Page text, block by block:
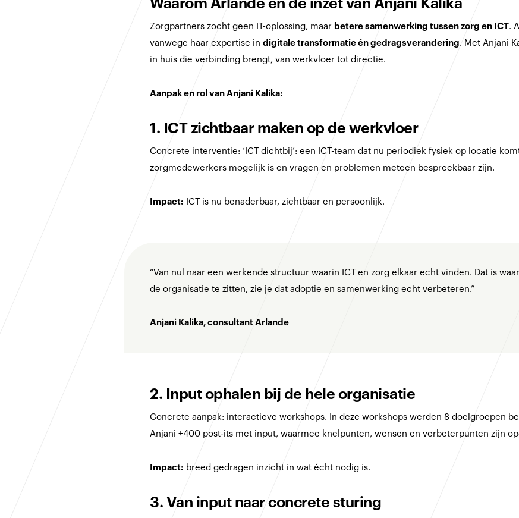
Waarom Arlande en de inzet van Anjani Kalika
Zorgpartners zocht geen IT-oplossing, maar betere samenwerking tussen zorg en ICT.
vanwege haar expertise in digitale transformatie én gedragsverandering. Met Anjani
in huis die verbinding brengt, van werkvloer tot directie.
Aanpak en rol van Anjani Kalika:
1. ICT zichtbaar maken op de werkvloer
Concrete interventie: ‘ICT dichtbij’: een ICT-team dat nu periodiek fysiek op locatie
zorgmedewerkers mogelijk is en vragen en problemen meteen bespreekbaar zijn.
Impact: ICT is nu benaderbaar, zichtbaar en persoonlijk.
“Van nul naar een werkende structuur waarin ICT en zorg elkaar echt vinden. Dat is
de organisatie te zitten, zie je dat adoptie en samenwerking echt verbeteren.”
Anjani Kalika, consultant Arlande
2. Input ophalen bij de hele organisatie
Concrete aanpak: interactieve workshops. In deze workshops werden 8 doelgroepen
Anjani +400 post-its met input, waarmee knelpunten, wensen en verbeterpunten zijn
Impact: breed gedragen inzicht in wat écht nodig is.
3. Van input naar concrete sturing